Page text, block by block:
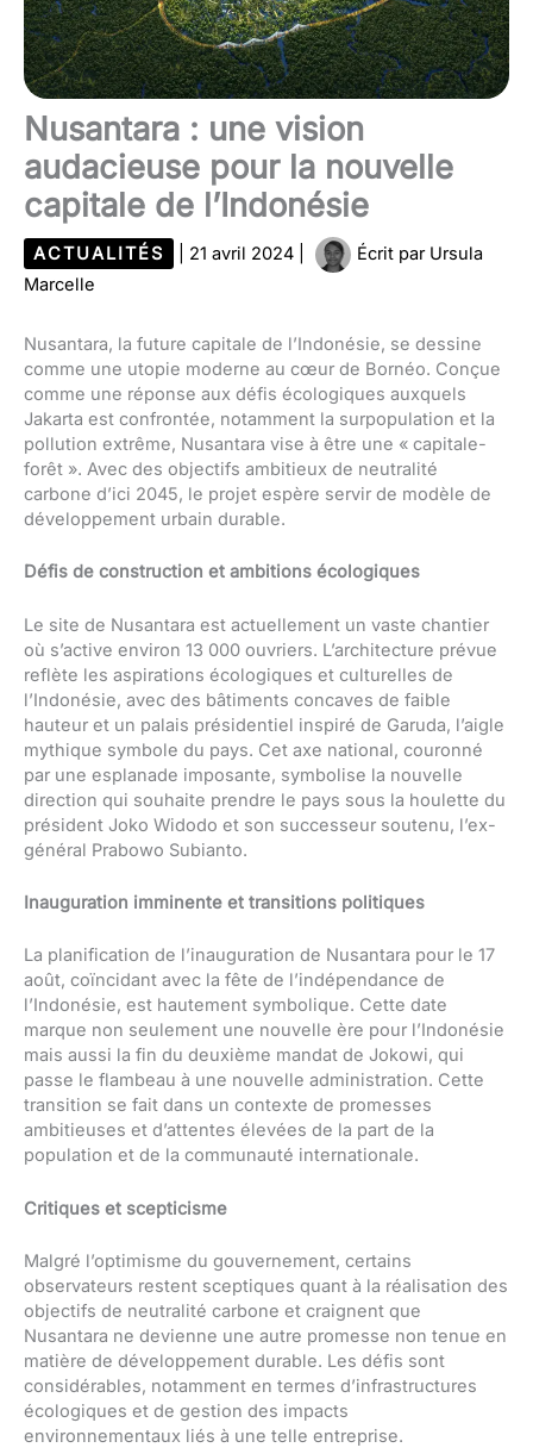
Nusantara : une vision
audacieuse pour la nouvelle
capitale de l’Indonésie
ACTUALITÉS 21 avril 2024 Écrit par Ursula
Marcelle
Nusantara, la future capitale de l’Indonésie, se dessine
comme une utopie moderne au cœur de Bornéo. Conçue
comme une réponse aux défis écologiques auxquels
Jakarta est confrontée, notamment la surpopulation et la
pollution extrême, Nusantara vise à être une « capitale-
forêt ». Avec des objectifs ambitieux de neutralité
carbone d’ici 2045, le projet espère servir de modèle de
développement urbain durable.
Défis de construction et ambitions écologiques
Le site de Nusantara est actuellement un vaste chantier
où s’active environ 13 000 ouvriers. L’architecture prévue
reflète les aspirations écologiques et culturelles de
l’Indonésie, avec des bâtiments concaves de faible
hauteur et un palais présidentiel inspiré de Garuda, l’aigle
mythique symbole du pays. Cet axe national, couronné
par une esplanade imposante, symbolise la nouvelle
direction qui souhaite prendre le pays sous la houlette du
président Joko Widodo et son successeur soutenu, l’ex-
général Prabowo Subianto.
Inauguration imminente et transitions politiques
La planification de l’inauguration de Nusantara pour le 17
août, coïncidant avec la fête de l’indépendance de
l’Indonésie, est hautement symbolique. Cette date
marque non seulement une nouvelle ère pour l’Indonésie
mais aussi la fin du deuxième mandat de Jokowi, qui
passe le flambeau à une nouvelle administration. Cette
transition se fait dans un contexte de promesses
ambitieuses et d’attentes élevées de la part de la
population et de la communauté internationale.
Critiques et scepticisme
Malgré l’optimisme du gouvernement, certains
observateurs restent sceptiques quant à la réalisation des
objectifs de neutralité carbone et craignent que
Nusantara ne devienne une autre promesse non tenue en
matière de développement durable. Les défis sont
considérables, notamment en termes d’infrastructures
écologiques et de gestion des impacts
environnementaux liés à une telle entreprise.